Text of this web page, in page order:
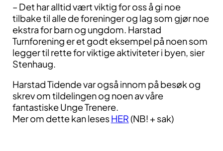
– Det har alltid vært viktig for oss å gi noe
tilbake til alle de foreninger og lag som gjør noe
ekstra for barn og ungdom. Harstad
Turnforening er et godt eksempel på noen som
legger til rette for viktige aktiviteter i byen, sier
Stenhaug.
Harstad Tidende var også innom på besøk og
skrev om tildelingen og noen av våre
fantastiske Unge Trenere.
Mer om dette kan lesesHER(NB! + sak)